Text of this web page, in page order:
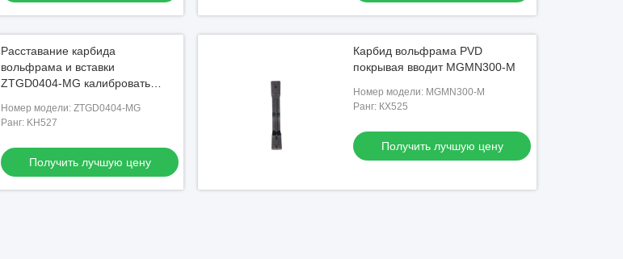
Расставание карбида
вольфрама и вставки
ZTGD0404-MG калибровать
Номер модели: ZTGD0404-MG
Ранг: KH527
Получить лучшую цену
Карбид вольфрама PVD
покрывая вводит MGMN300-M
Номер модели: MGMN300-M
Ранг: КХ525
Получить лучшую цену